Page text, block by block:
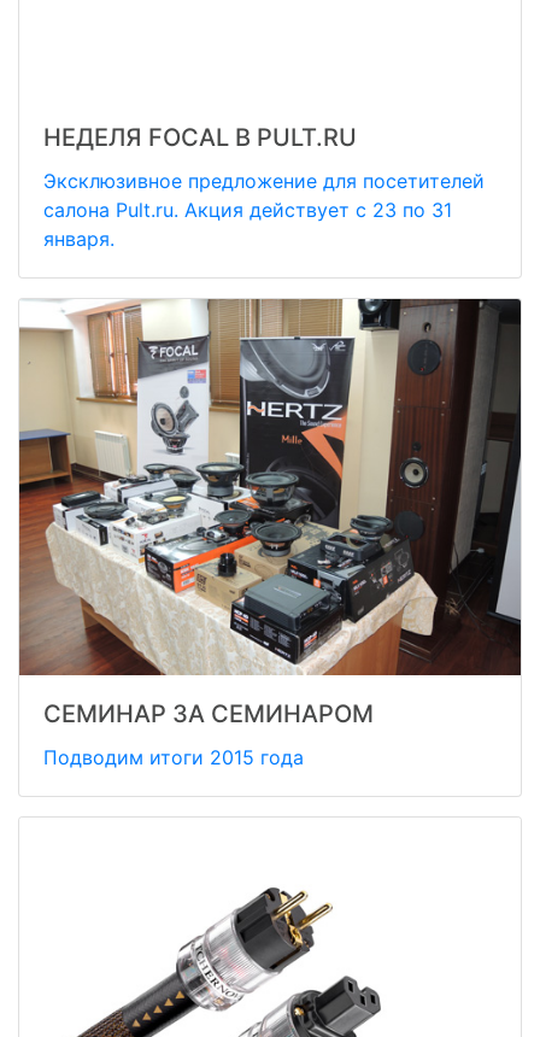
НЕДЕЛЯ FOCAL В PULT.RU
Эксклюзивное предложение для посетителей
салона Pult.ru. Акция действует с 23 по 31
января.
СЕМИНАР ЗА СЕМИНАРОМ
Подводим итоги 2015 года